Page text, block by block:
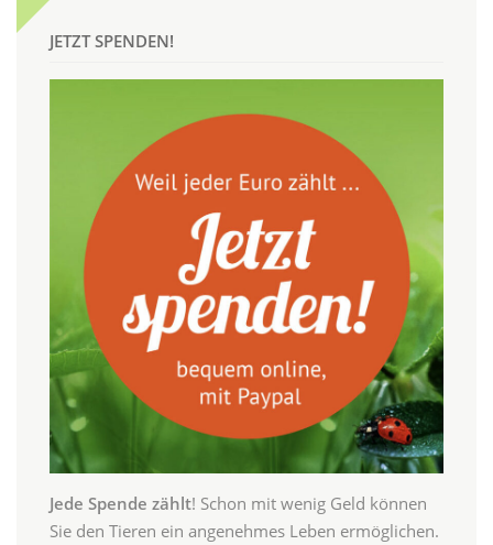
JETZT SPENDEN!
Jede Spende zählt! Schon mit wenig Geld können
Sie den Tieren ein angenehmes Leben ermöglichen.